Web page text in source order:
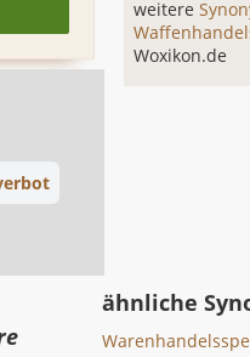
weitere
Woxikon.de
ähnliche